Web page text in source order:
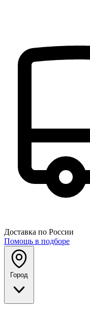
Доставка по России
Помощь в подборе
Город